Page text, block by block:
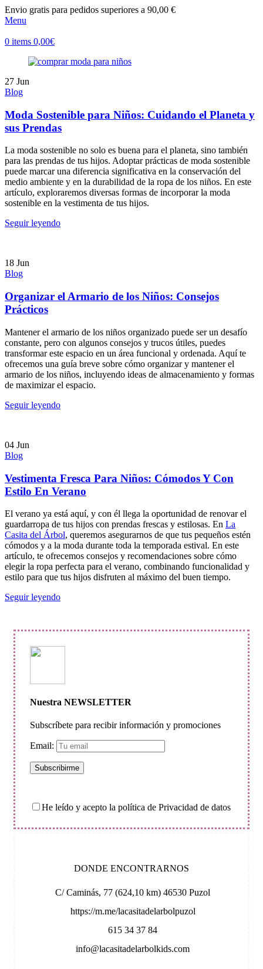
Envio gratis para pedidos superiores a 90,00 €
Menu
0 items 0,00€
27 Jun
Blog
Moda Sostenible para Niños: Cuidando el Planeta y
sus Prendas
La moda sostenible no solo es buena para el planeta, sino también
para las prendas de tus hijos. Adoptar prácticas de moda sostenible
puede marcar una diferencia significativa en la conservación del
medio ambiente y en la durabilidad de la ropa de los niños. En este
artículo, exploraremos diversas formas de incorporar la moda
sostenible en la vestimenta de tus hijos.
Seguir leyendo
18 Jun
Blog
Organizar el Armario de los Niños: Consejos
Prácticos
Mantener el armario de los niños organizado puede ser un desafío
constante, pero con algunos consejos y trucos útiles, puedes
transformar este espacio en un área funcional y ordenada. Aquí te
ofrecemos una guía breve sobre cómo organizar y mantener el
armario de los niños, incluyendo ideas de almacenamiento y formas
de maximizar el espacio.
Seguir leyendo
04 Jun
Blog
Vestimenta Fresca Para Niños: Cómodos Y Con
Estilo En Verano
El verano ya está aquí, y con él llega la oportunidad de renovar el
guardarropa de tus hijos con prendas frescas y estilosas. En La
Casita del Árbol, queremos asegurarnos de que tus pequeños estén
cómodos y a la moda durante toda la temporada estival. En este
artículo, te ofrecemos consejos y recomendaciones sobre cómo
elegir la ropa perfecta para el verano, combinando funcionalidad y
estilo para que tus hijos disfruten al máximo del buen tiempo.
Seguir leyendo
Nuestra NEWSLETTER
Subscríbete para recibir información y promociones
Email:
He leído y acepto la política de Privacidad de datos
DONDE ENCONTRARNOS
C/ Caminás, 77 (624,10 km) 46530 Puzol
https://m.me/lacasitadelarbolpuzol
615 34 37 84
info@lacasitadelarbolkids.com